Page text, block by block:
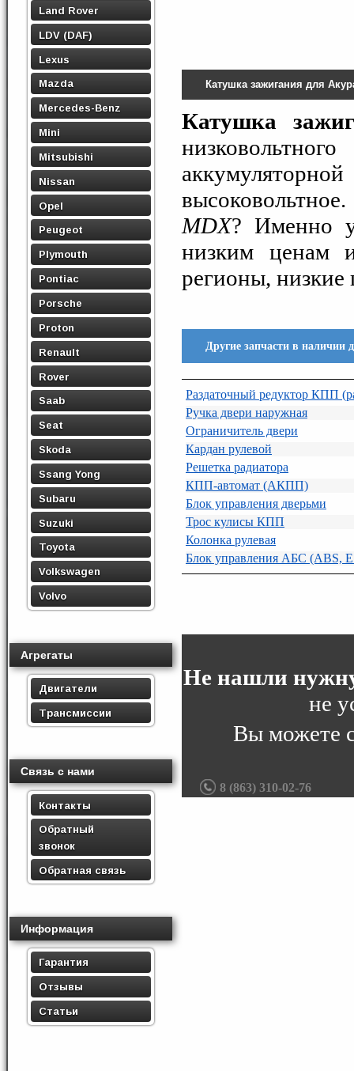
Land Rover
LDV (DAF)
Lexus
Mazda
Mercedes-Benz
Mini
Mitsubishi
Nissan
Opel
Peugeot
Plymouth
Pontiac
Porsche
Proton
Renault
Rover
Saab
Seat
Skoda
Ssang Yong
Subaru
Suzuki
Toyota
Volkswagen
Volvo
Агрегаты
Двигатели
Трансмиссии
Связь с нами
Контакты
Обратный
звонок
Обратная связь
Информация
Гарантия
Отзывы
Статьи
Катушка зажигания для
Катушка
MDX? Именно
низким ценам
регионы,
Другие запчасти в наличии
Раздаточный редуктор КПП
Ручка двери наружная
Ограничитель двери
Кардан рулевой
Решетка радиатора
КПП-автомат (АКПП)
Блок управления дверьми
Трос кулисы КПП
Колонка рулевая
Блок управления АБС (ABS,
Не нашли
не
Вы можете
8 (863) 310-02-76